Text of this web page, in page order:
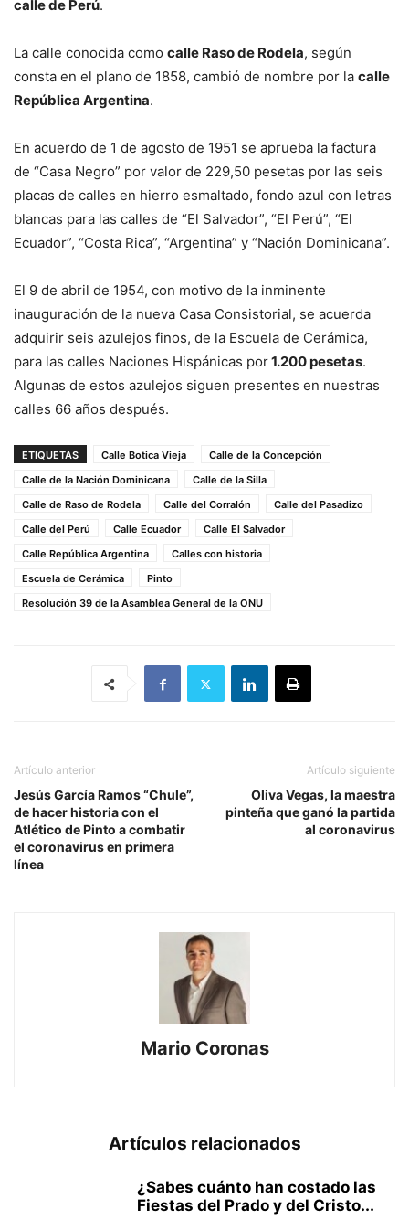
calle de Perú.
La calle conocida como calle Raso de Rodela, según
consta en el plano de 1858, cambió de nombre por la calle
República Argentina.
En acuerdo de 1 de agosto de 1951 se aprueba la factura
de “Casa Negro” por valor de 229,50 pesetas por las seis
placas de calles en hierro esmaltado, fondo azul con letras
blancas para las calles de “El Salvador”, “El Perú”, “El
Ecuador”, “Costa Rica”, “Argentina” y “Nación Dominicana”.
El 9 de abril de 1954, con motivo de la inminente
inauguración de la nueva Casa Consistorial, se acuerda
adquirir seis azulejos finos, de la Escuela de Cerámica,
para las calles Naciones Hispánicas por1.200 pesetas.
Algunas de estos azulejos siguen presentes en nuestras
calles 66 años después.
ETIQUETAS Calle Botica Vieja
Calle de la Concepción
Calle de la Nación Dominicana
Calle de la Silla
Calle de Raso de Rodela
Calle del Corralón
Calle del Pasadizo
Calle del Perú
Calle Ecuador
Calle El Salvador
Calle República Argentina
Calles con historia
Escuela de Cerámica
Pinto
Resolución 39 de la Asamblea General de la ONU
Artículo anterior
Jesús García Ramos “Chule”,
de hacer historia con el
Atlético de Pinto a combatir
el coronavirus en primera
línea
Artículo siguiente
Oliva Vegas, la maestra
pinteña que ganó la partida
al coronavirus
Mario Coronas
Artículos relacionados
¿Sabes cuánto han costado las
Fiestas del Prado y del Cristo...